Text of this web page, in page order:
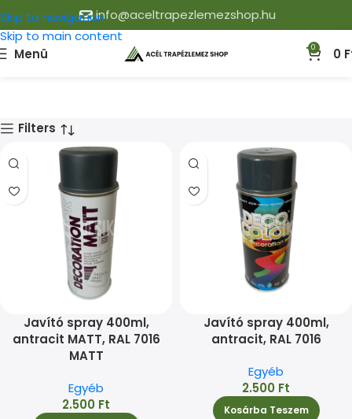
Skip to navigation
Skip to main content
info@aceltrapezlemezshop.hu
Menü 0 0
Filters
Javító spray 400ml,
antracit MATT, RAL 7016
MATT
Egyéb
2.500 Ft
Javító spray 400ml,
antracit, RAL 7016
Egyéb
2.500 Ft
Kosárba Teszem